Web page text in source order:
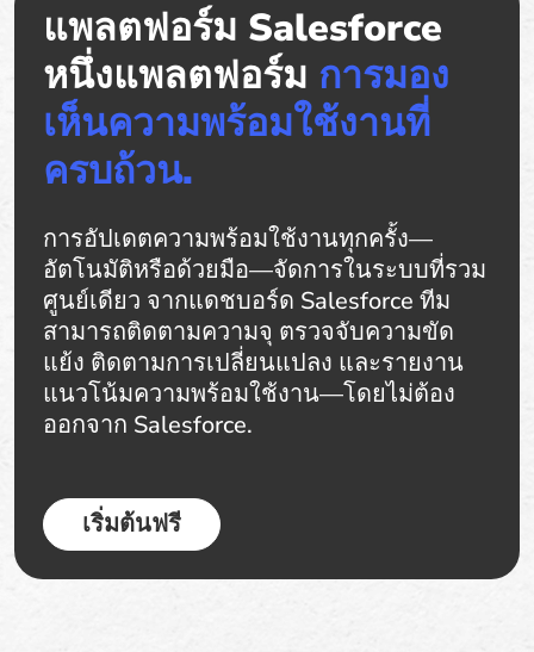
แพลตฟอร์ม Salesforce
หนึ่งแพลตฟอร์ม การมอง
เห็นความพร้อมใช้งานที่
ครบถ้วน.
การอัปเดตความพร้อมใช้งานทุกครั้ง—
อัตโนมัติหรือด้วยมือ—จัดการในระบบที่รวม
ศูนย์เดียว จากแดชบอร์ด Salesforce ทีม
สามารถติดตามความจุ ตรวจจับความขัด
แย้ง ติดตามการเปลี่ยนแปลง และรายงาน
แนวโน้มความพร้อมใช้งาน—โดยไม่ต้อง
ออกจาก Salesforce.
เริ่มต้นฟรี